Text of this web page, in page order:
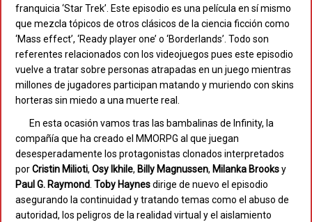
franquicia ‘Star Trek’. Este episodio es una película en sí mismo
que mezcla tópicos de otros clásicos de la ciencia ficción como
‘Mass effect’, ‘Ready player one’ o ‘Borderlands’. Todo son
referentes relacionados con los videojuegos pues este episodio
vuelve a tratar sobre personas atrapadas en un juego mientras
millones de jugadores participan matando y muriendo con skins
horteras sin miedo a una muerte real.
En esta ocasión vamos tras las bambalinas de Infinity, la
compañía que ha creado el MMORPG al que juegan
desesperadamente los protagonistas clonados interpretados
porCristin Milioti, Osy Ikhile, Billy Magnussen, Milanka Brooksy
Paul G. Raymond. Toby Haynesdirige de nuevo el episodio
asegurando la continuidad y tratando temas como el abuso de
autoridad, los peligros de la realidad virtual y el aislamiento